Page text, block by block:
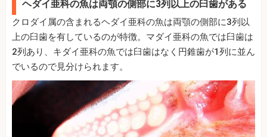
ヘダイ亜科の魚は両顎の側部に3列以上の臼歯がある
クロダイ属の含まれるヘダイ亜科の魚は両顎の側部に3列以
上の臼歯を有しているのが特徴。マダイ亜科の魚では臼歯は
2列あり、キダイ亜科の魚では臼歯はなく円錐歯が1列に並ん
でいるので見分けられます。